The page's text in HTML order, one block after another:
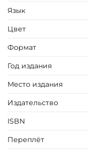
высококачественной
иллюстрированной
Обложка
использовании.
оформлен
шёлковой ленты.
Язык
Цвет
Формат
Год издания
Место издания
Издательство
ISBN
Переплёт